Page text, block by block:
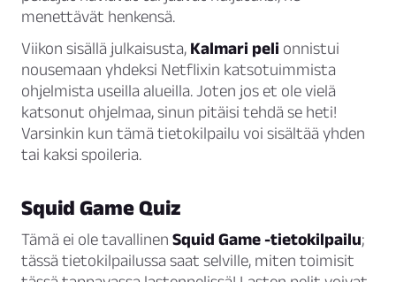
menettävät henkensä.
Viikon sisällä julkaisusta, Kalmari peli onnistui
nousemaan yhdeksi Netflixin katsotuimmista
ohjelmista useilla alueilla. Joten jos et ole vielä
katsonut ohjelmaa, sinun pitäisi tehdä se heti!
Varsinkin kun tämä tietokilpailu voi sisältää yhden
tai kaksi spoileria.
Squid Game Quiz
Tämä ei ole tavallinen Squid Game -tietokilpailu;
tässä tietokilpailussa saat selville, miten toimisit